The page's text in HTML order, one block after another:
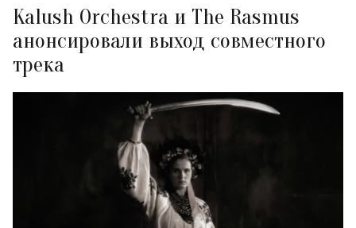
Kalush Orchestra и The Rasmus
анонсировали выход совместного
трека